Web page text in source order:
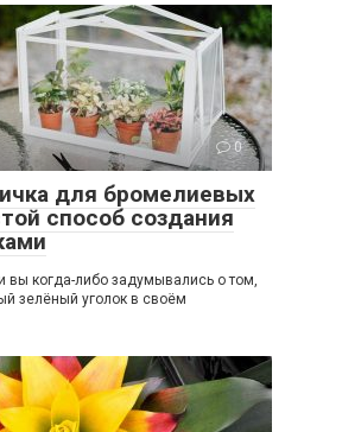
0
для бромелиевых
способ создания
когда-либо задумывались о том,
зелёный уголок в своём